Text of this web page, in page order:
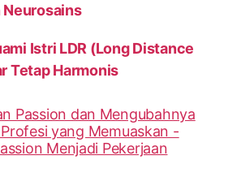
Neurosains
Istri LDR (Long Distance
Tetap Harmonis